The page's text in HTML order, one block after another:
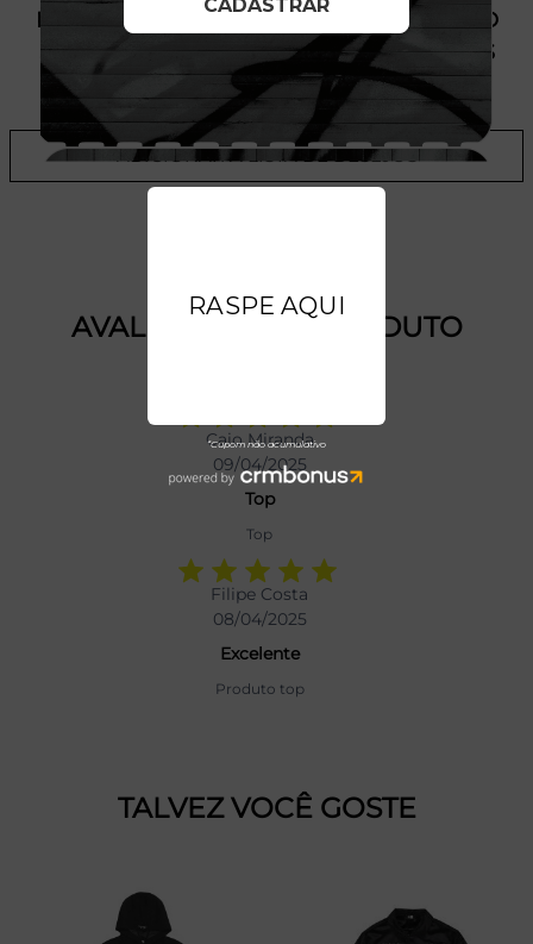
PRODUTO SEM ESTOQUE DÍSPONÍVEL NO
SITE, CONSULTE A DISPONIBILIDADE NAS
LOJAS
ADICIONAR A LISTA DE DESEJOS
AVALIAÇÕES DO PRODUTO
Caio Miranda
09/04/2025
Top
Top
Filipe Costa
08/04/2025
Excelente
Produto top
TALVEZ VOCÊ GOSTE